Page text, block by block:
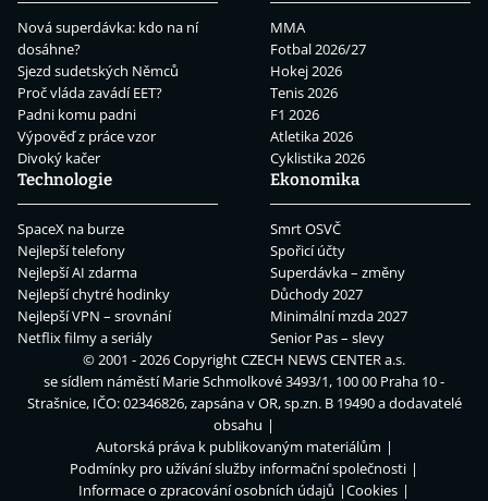
Nová superdávka: kdo na ní
dosáhne?
Sjezd sudetských Němců
Proč vláda zavádí EET?
Padni komu padni
Výpověď z práce vzor
Divoký kačer
MMA
Fotbal 2026/27
Hokej 2026
Tenis 2026
F1 2026
Atletika 2026
Cyklistika 2026
Technologie
SpaceX na burze
Nejlepší telefony
Nejlepší AI zdarma
Nejlepší chytré hodinky
Nejlepší VPN – srovnání
Netflix filmy a seriály
Ekonomika
Smrt OSVČ
Spořicí účty
Superdávka – změny
Důchody 2027
Minimální mzda 2027
Senior Pas – slevy
© 2001 - 2026 CopyrightCZECH NEWS CENTER a.s.
se sídlem náměstí Marie Schmolkové 3493/1, 100 00 Praha 10 -
Strašnice, IČO: 02346826, zapsána v OR, sp.zn. B 19490 a dodavatelé
obsahu
Autorská práva k publikovaným materiálům
Podmínky pro užívání služby informační společnosti
Informace o zpracování osobních údajů
Cookies